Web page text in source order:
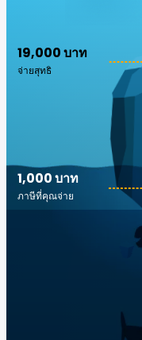
19,000 บาท
จ่ายสุทธิ
1,000 บาท
ภาษีที่คุณจ่าย